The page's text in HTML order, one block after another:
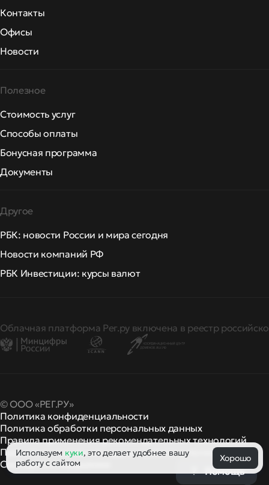
Контакты
Офисы
Новости
Полезное
Стоимость услуг
Способы оплаты
Бонусная программа
Документы
Другое
РБК: новости России и мира сегодня
Новости компаний РФ
РБК Инвестиции: курсы валют
Облачная платформа Рег.ру включена в реестр
© ООО «РЕГ.РУ»
Политика конфиденциальности
Политика обработки персональных данных
Правила применения рекомендательных технологий
Правила пользования и другиеправила и политики
Сообщить о нарушении
Используем куки, это делает удобнее вашу
работу с сайтом
Хорошо
Помощь